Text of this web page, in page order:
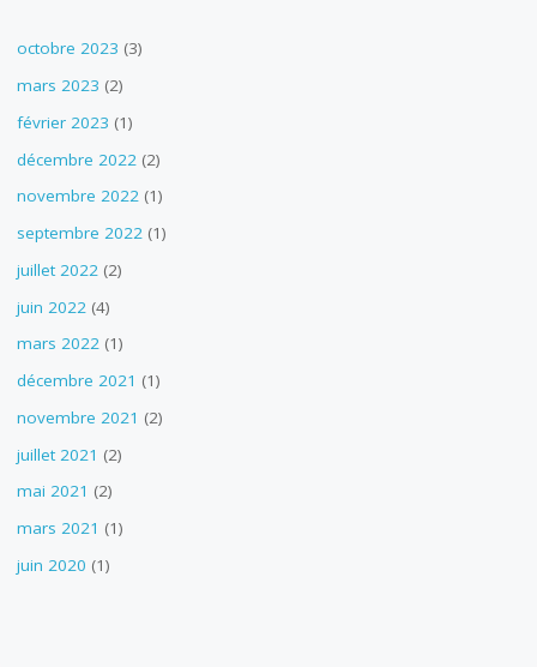
octobre 2023 (3)
mars 2023 (2)
février 2023 (1)
décembre 2022 (2)
novembre 2022(1)
septembre 2022(1)
juillet 2022(2)
juin 2022 (4)
mars 2022(1)
décembre 2021 (1)
novembre 2021 (2)
juillet 2021 (2)
mai 2021 (2)
mars 2021 (1)
juin 2020 (1)